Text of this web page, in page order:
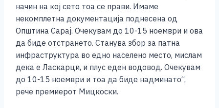
начин на кој сето тоа се прави. Имаме
некомплетна документација поднесена од
Општина Сарај. Очекувам до 10-15 ноември и ова
да биде отстрането. Станува збор за патна
инфраструктура во едно населено место, мислам
дека е Ласкарци, и плус еден водовод. Очекувам
до 10-15 ноември и тоа да биде надминато“,
рече премиерот Мицкоски.